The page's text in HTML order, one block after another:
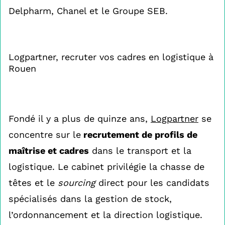
Delpharm, Chanel et le Groupe SEB.
Logpartner, recruter vos cadres en logistique à
Rouen
Fondé il y a plus de quinze ans, Logpartner se
concentre sur le recrutement de profils de
maîtrise et cadres dans le transport et la
logistique. Le cabinet privilégie la chasse de
têtes et le sourcingdirect pour les candidats
spécialisés dans la gestion de stock,
l’ordonnancement et la direction logistique.